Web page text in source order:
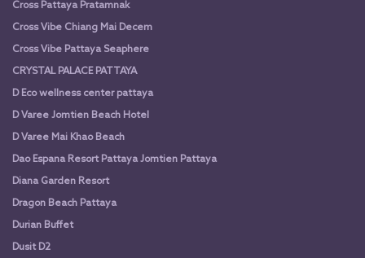
Cross Pattaya Pratamnak
Cross Vibe Chiang Mai Decem
Cross Vibe Pattaya Seaphere
CRYSTAL PALACE PATTAYA
D Eco wellness center pattaya
D Varee Jomtien Beach Hotel
D Varee Mai Khao Beach
Dao Espana Resort Pattaya Jomtien Pattaya
Diana Garden Resort
Dragon Beach Pattaya
Durian Buffet
Dusit D2